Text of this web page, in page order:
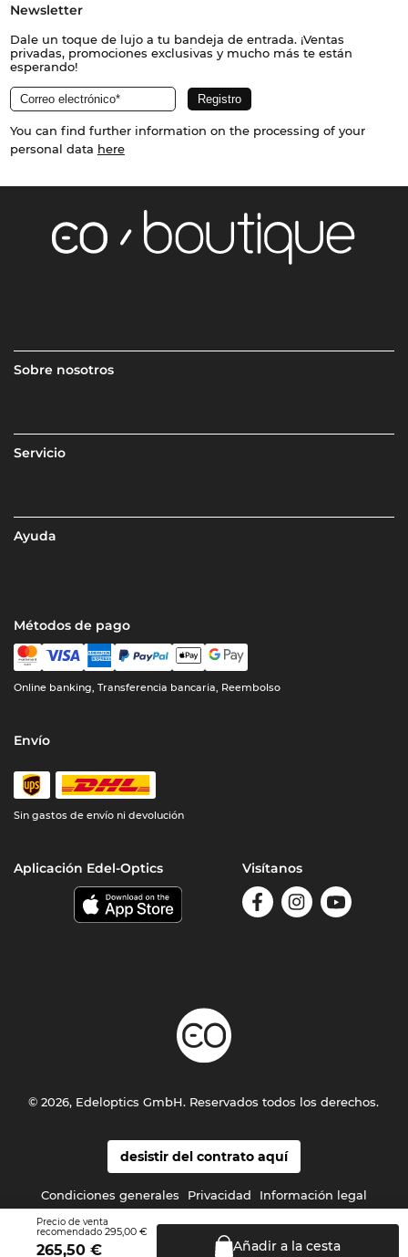
Precio de venta
recomendado 295,00 €
265,50 € Añadir a la cesta
Newsletter
Dale un toque de lujo a tu bandeja de entrada. ¡Ventas
privadas, promociones exclusivas y mucho más te están
esperando!
You can find further information on the processing of your
personal data here
Sobre nosotros
Servicio
Ayuda
Métodos de pago
Online banking, Transferencia bancaria, Reembolso
Envío
Sin gastos de envío ni devolución
Aplicación Edel-Optics Visítanos
desistir del contrato aquí
Condiciones generales Privacidad Información legal
© 2026, Edeloptics GmbH. Reservados todos los derechos.